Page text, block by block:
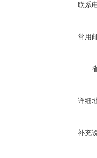
联系
常用
详细
补充